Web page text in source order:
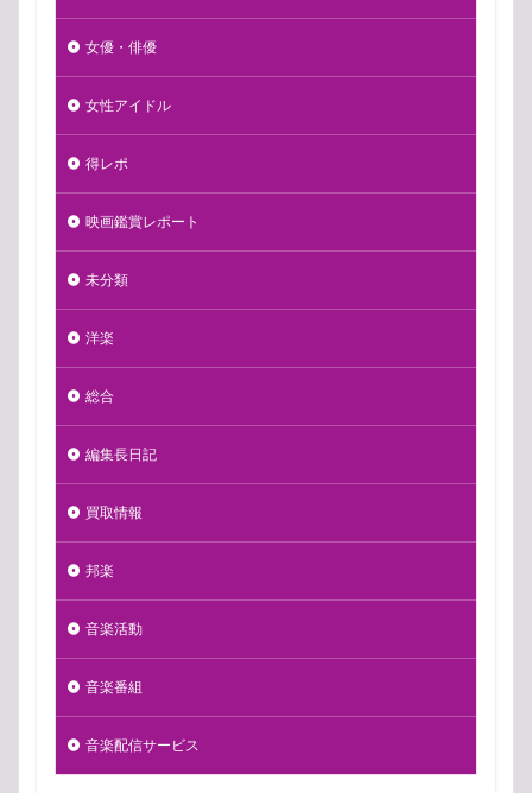
女優・俳優
女性アイドル
得レポ
映画鑑賞レポート
未分類
洋楽
総合
編集長日記
買取情報
邦楽
音楽活動
音楽番組
音楽配信サービス